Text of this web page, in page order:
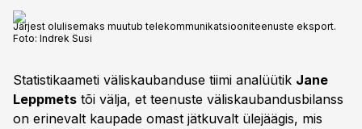
Järjest olulisemaks muutub telekommunikatsiooniteenuste eksport.
Foto: Indrek Susi
Statistikaameti väliskaubanduse tiimi analüütik Jane
Leppmets tõi välja, et teenuste väliskaubandusbilanss
on erinevalt kaupade omast jätkuvalt ülejäägis, mis